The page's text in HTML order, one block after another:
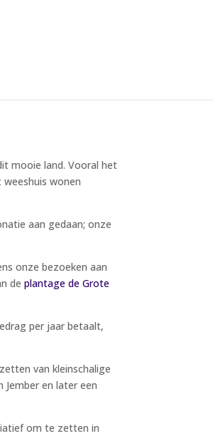
mooie land. Vooral het
weeshuis wonen
aan gedaan; onze
onze bezoeken aan
deplantage de Grote
per jaar betaalt,
van kleinschalige
Jember en later een
om te zetten in